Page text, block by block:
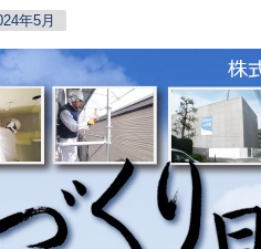
年5月